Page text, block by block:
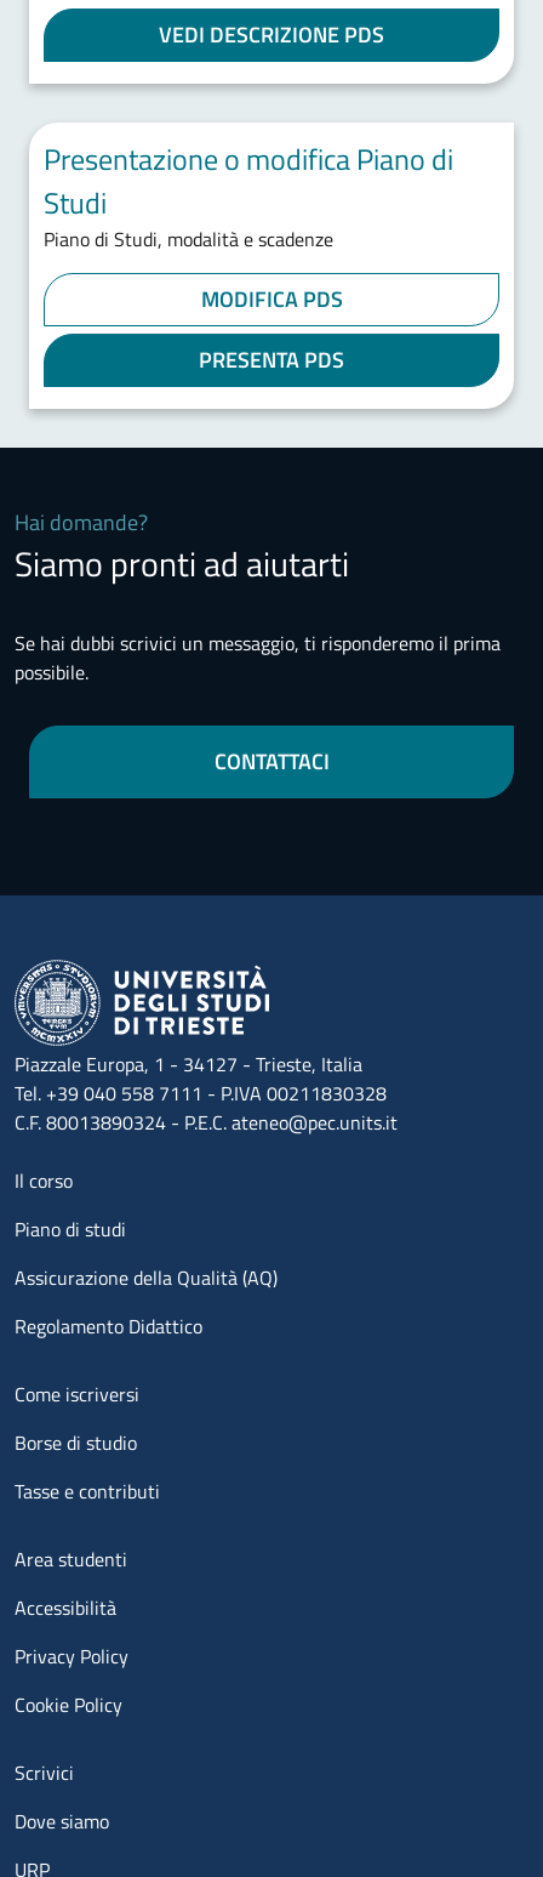
VEDI DESCRIZIONE PDS
Presentazione o modifica Piano di
Studi
Piano di Studi, modalità e scadenze
MODIFICA PDS
PRESENTA PDS
Hai domande?
Siamo pronti ad aiutarti
Se hai dubbi scrivici un messaggio, ti risponderemo il prima
possibile.
CONTATTACI
Piazzale Europa, 1 - 34127 - Trieste, Italia
Tel. +39 040 558 7111 - P.IVA 00211830328
C.F. 80013890324 - P.E.C. ateneo@pec.units.it
Menu footer 1
Il corso
Piano di studi
Assicurazione della Qualità (AQ)
Regolamento Didattico
Menu footer 2
Come iscriversi
Borse di studio
Tasse e contributi
Menu footer 3
Area studenti
Accessibilità
Privacy Policy
Cookie Policy
Menu contatti
Scrivici
Dove siamo
URP